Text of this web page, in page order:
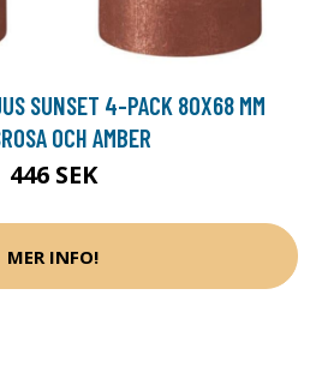
SUNSET 4-PACK 80X68 MM
OCH AMBER
446 SEK
MER INFO!